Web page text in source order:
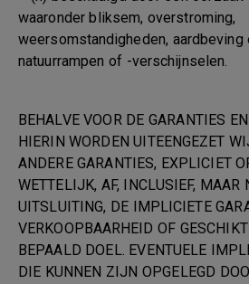
waaronder bliksem, overstroming,
weersomstandigheden, aardbeving
natuurrampen of -verschijnselen.
BEHALVE VOOR DE GARANTIES
HIERIN WORDEN UITEENGEZET
ANDERE GARANTIES, EXPLICIET
WETTELIJK, AF, INCLUSIEF, MAAR
UITSLUITING, DE IMPLICIETE
VERKOOPBAARHEID OF
BEPAALD DOEL. EVENTUELE
DIE KUNNEN ZIJN OPGELEGD